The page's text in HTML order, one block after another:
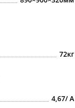
72кг
4,67/ А